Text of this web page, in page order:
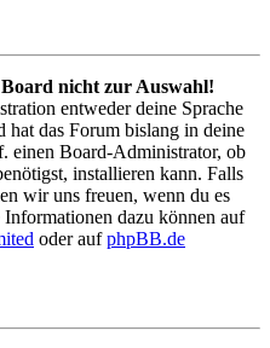
Board nicht zur Auswahl!
entweder deine Sprache
hat das Forum bislang in deine
einen Board-Administrator, ob
installieren kann. Falls
wir uns freuen, wenn du es
dazu können auf
oder aufphpBB.de